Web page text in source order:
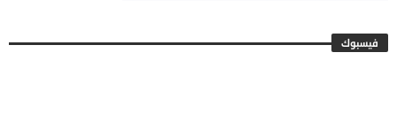
فيسبوك